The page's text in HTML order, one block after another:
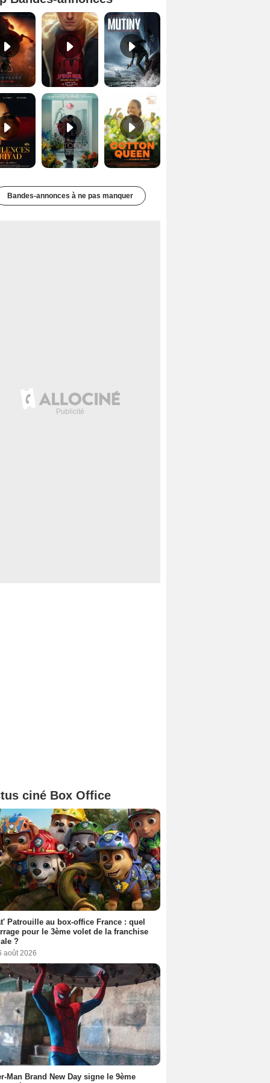
L'Odyssée Bande-annonce VO STFR Spider-Man: Brand New Day Bande-annonce VO STFR
Les Silences de Riyad Bande-annonce VO STFR Cotton Queen Bande-annonce VO STFR
Bandes-annonces à ne pas manquer
ciné Box Office
Patrouille au box-office France : quel
pour le 3ème volet de la franchise
?
août 2026
Man Brand New Day signe le 9ème